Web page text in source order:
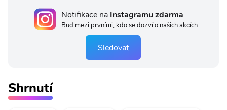
Notifikace na Instagramu zdarma
Buď mezi prvními, kdo se dozví o našich akcích
Sledovat
Shrnutí